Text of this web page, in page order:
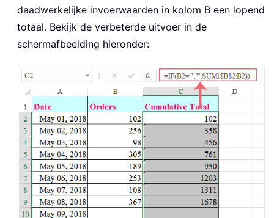
daadwerkelijke invoerwaarden in kolom B een lopend
totaal. Bekijk de verbeterde uitvoer in de
schermafbeelding hieronder: